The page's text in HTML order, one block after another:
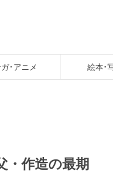
･アニメ 絵本･
作造の最期